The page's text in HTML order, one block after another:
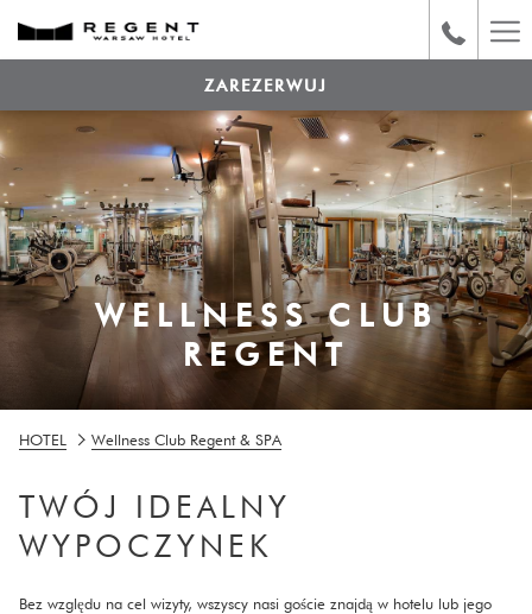
ZAREZERWUJ
WELLNESS CLUB
REGENT
HOTEL Wellness Club Regent & SPA
TWÓJ IDEALNY
WYPOCZYNEK​
Bez względu na cel wizyty, wszyscy nasi goście znajdą w hotelu lub jego